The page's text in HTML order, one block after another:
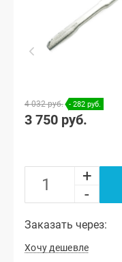
4 032 руб. - 282 руб.
3 750 руб.
+
-
Заказать через:
Хочу дешевле